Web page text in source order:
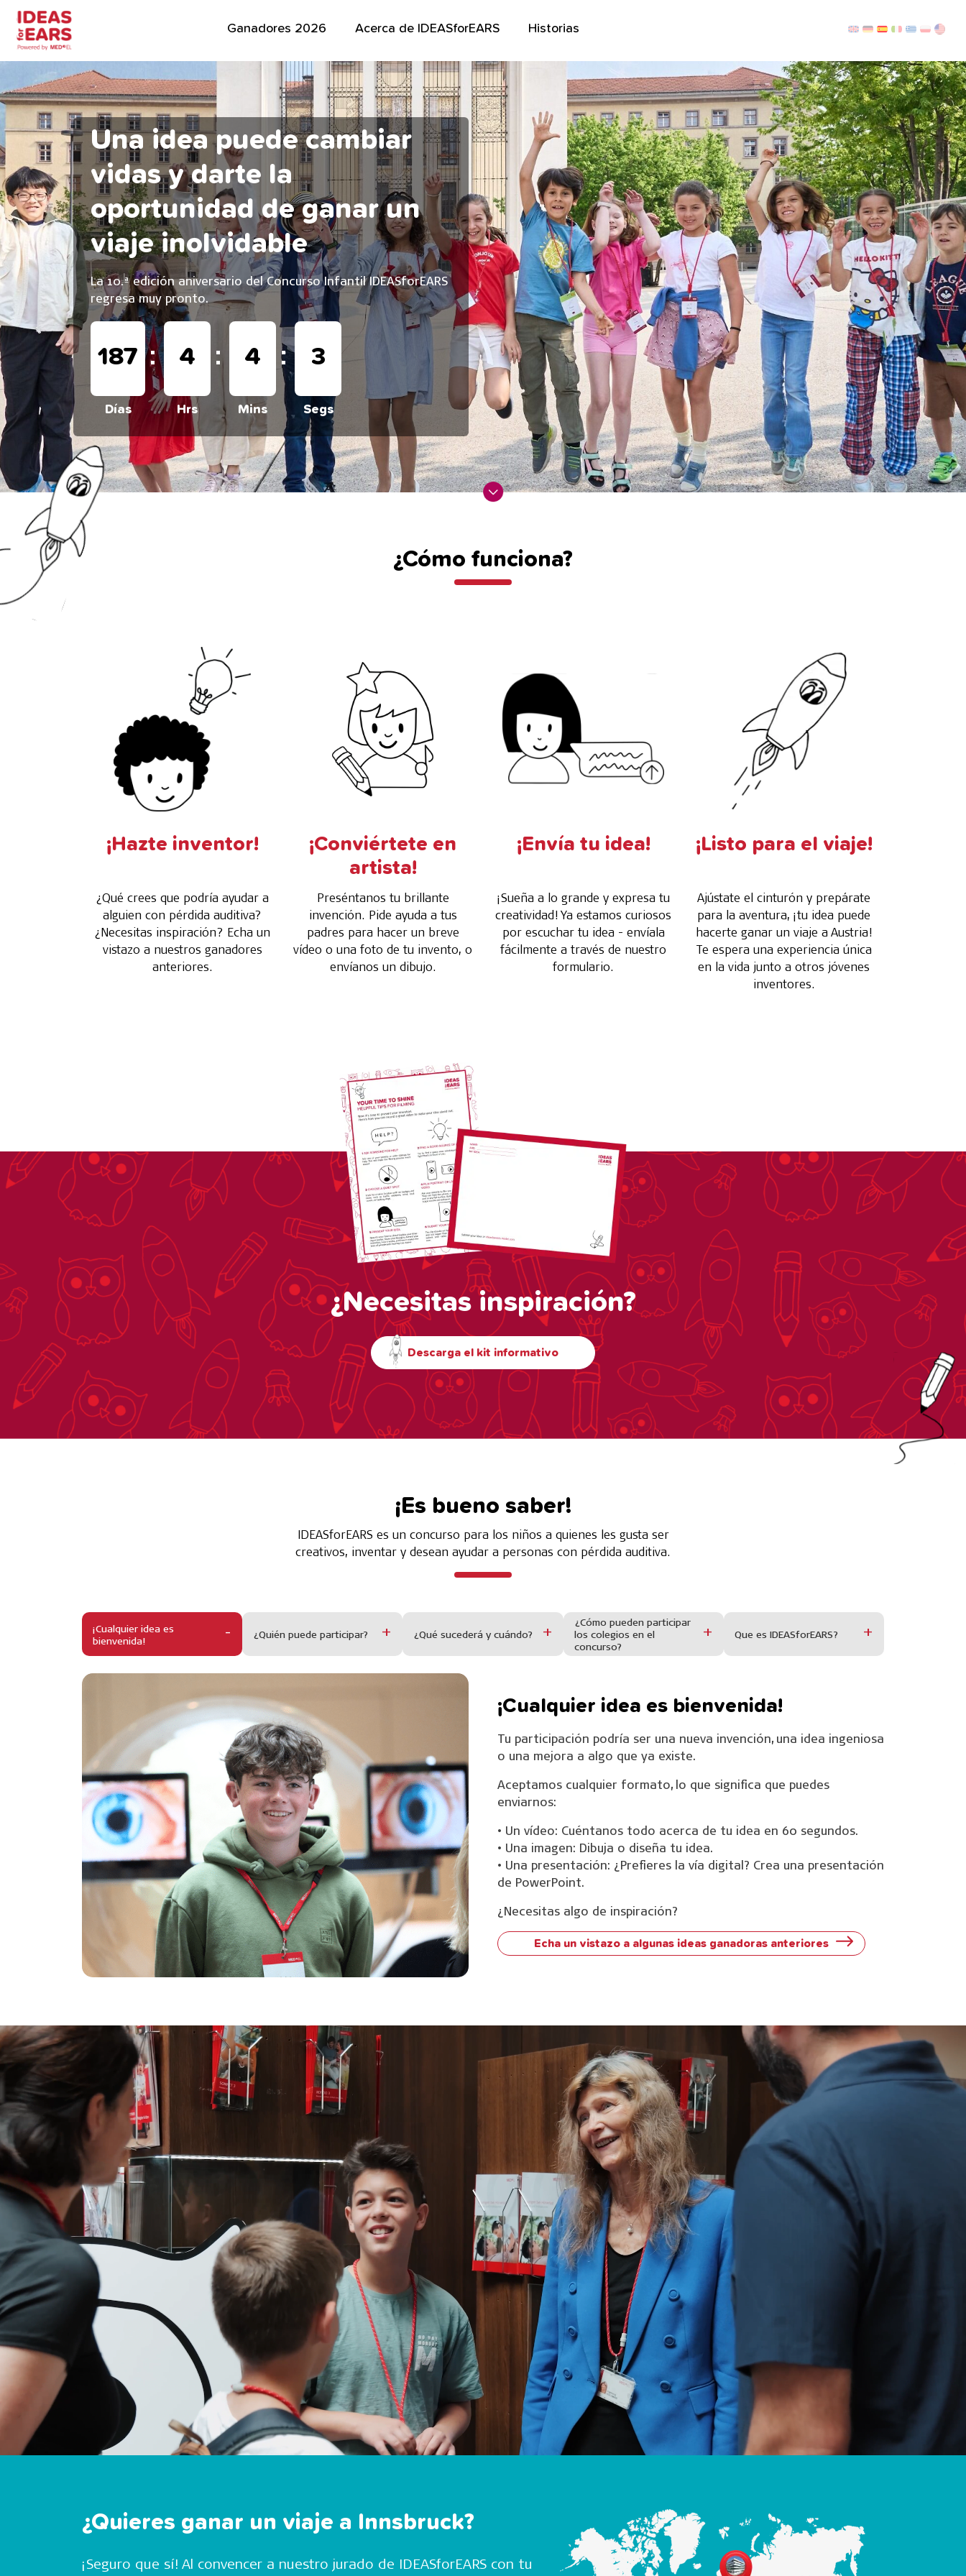
Ganadores 2026 Acerca de IDEASforEARS Historias
Una idea puede cambiar
vidas y darte la
oportunidad de ganar un
viaje inolvidable
La 10.ª edición aniversario del Concurso Infantil IDEASforEARS
regresa muy pronto.
187
Días
: 4
Hrs
: 4
Mins
: 1
Segs
¿Cómo funciona?
¡Hazte inventor!
¿Qué crees que podría ayudar a
alguien con pérdida auditiva?
¿Necesitas inspiración? Echa un
vistazo a nuestros ganadores
anteriores.
¡Conviértete en
artista!
Preséntanos tu brillante
invención. Pide ayuda a tus
padres para hacer un breve
vídeo o una foto de tu invento, o
envíanos un dibujo.
¡Envía tu idea!
¡Sueña a lo grande y expresa tu
creatividad! Ya estamos curiosos
por escuchar tu idea - envíala
fácilmente a través de nuestro
formulario.
¡Listo para el viaje!
Ajústate el cinturón y prepárate
para la aventura, ¡tu idea puede
hacerte ganar un viaje a Austria!
Te espera una experiencia única
en la vida junto a otros jóvenes
inventores.
¿Necesitas inspiración?
Descarga el kit informativo
¡Es bueno saber!
IDEASforEARS es un concurso para los niños a quienes les gusta ser
creativos, inventar y desean ayudar a personas con pérdida auditiva.
¡Cualquier idea es
bienvenida!
¿Quién puede participar? ¿Qué sucederá y cuándo?
¿Cómo pueden participar
los colegios en el
concurso?
Que es IDEASforEARS?
¡Cualquier idea es bienvenida!
Tu participación podría ser una nueva invención, una idea ingeniosa
o una mejora a algo que ya existe.
Aceptamos cualquier formato, lo que significa que puedes
enviarnos:
• Un vídeo: Cuéntanos todo acerca de tu idea en 60 segundos.
• Una imagen: Dibuja o diseña tu idea.
• Una presentación: ¿Prefieres la vía digital? Crea una presentación
de PowerPoint.
¿Necesitas algo de inspiración?
Echa un vistazo a algunas ideas ganadoras anteriores
¿Quieres ganar un viaje a Innsbruck?
¡Seguro que sí! Al convencer a nuestro jurado de IDEASforEARS con tu